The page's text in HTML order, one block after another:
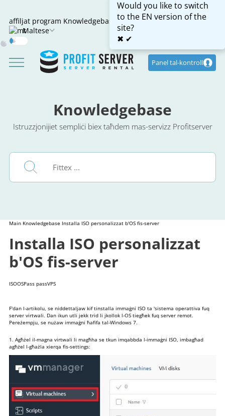
affiljat program Knowledgebase
Maltese
Would you like to switch
to the EN version of the
site?
✖ ✔
Mode
Panel tal-kontroll
Knowledgebase
Istruzzjonijiet sempliċi biex taħdem mas-servizz Profitserver
Main Knowledgebase Installa ISO personalizzat b'OS fis-server
Installa ISO personalizzat
b'OS fis-server
ISOOSPass passVPS
F'dan l-artikolu, se niddettaljaw kif tinstalla immaġni ISO ta 'sistema operattiva fuq
server virtwali. Dan ikun utli jekk trid li jkollok l-OS tiegħek fuq server remot.
Pereżempju, se nużaw immaġni ħafifa tal-Windows 7.
1. Agħżel il-magna virtwali li magħha se tkun imqabbda l-immaġni ISO, imbagħad
agħżel l-għażla xierqa fis-settings: